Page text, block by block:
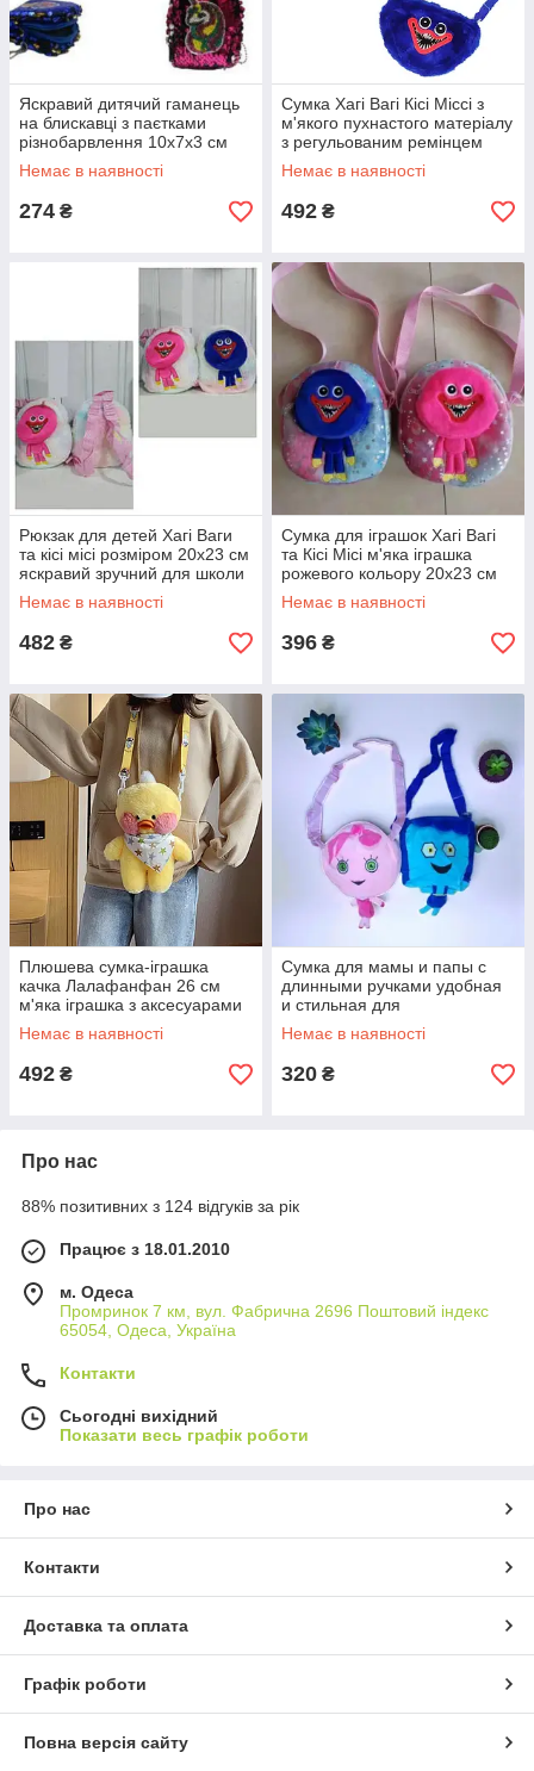
Яскравий дитячий гаманець
на блискавці з паєтками
різнобарвлення 10x7x3 см
виготовлений з безпечних
матеріалів
Немає в наявності
274 ₴
Сумка Хагі Вагі Кісі Міссі з
м'якого пухнастого матеріалу
з регульованим ремінцем
для дітей та шанувальників
Poppy Playtime
Немає в наявності
492 ₴
Рюкзак для детей Хагі Ваги
та кісі місі розміром 20x23 см
яскравий зручний для школи
та прогулянок
Немає в наявності
482 ₴
Сумка для іграшок Хагі Вагі
та Кісі Місі м'яка іграшка
рожевого кольору 20х23 см
для дітей
Немає в наявності
396 ₴
Плюшева сумка-іграшка
качка Лалафанфан 26 см
м'яка іграшка з аксесуарами
для дітей
Немає в наявності
492 ₴
Сумка для мамы и папы с
длинными ручками удобная
и стильная для
повседневного
использования
Немає в наявності
320 ₴
Про нас
88% позитивних з 124 відгуків за рік
Працює з 18.01.2010
м. Одеса
Промринок 7 км, вул. Фабрична 2696 Поштовий індекс
65054, Одеса, Україна
Контакти
Сьогодні вихідний
Показати весь графік роботи
Про нас
Контакти
Доставка та оплата
Графік роботи
Повна версія сайту